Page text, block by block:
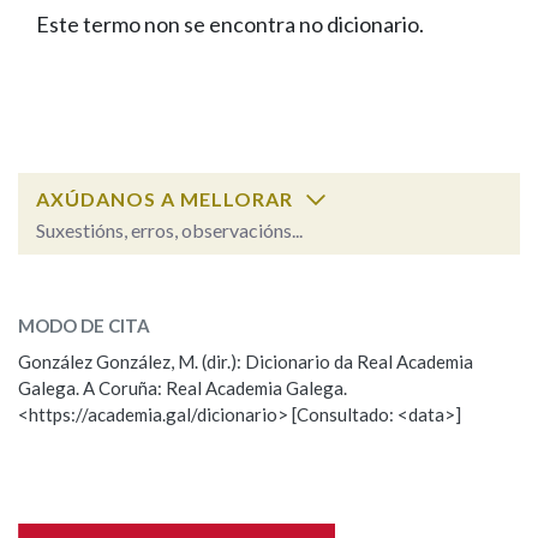
FIGURAS HOMENAXEADAS
PORTAL DAS PALABRAS
Facebook
TwitterYoutubeInstagram
Bluesky
BUSCAR NOS LEMAS
Remata por
BUSCAR NO CONTIDO
Nas definicións
Este termo non se encontra no dicionario.
AXÚDANOS A MELLORAR
Suxestións, erros, observacións...
Observación
Nome
MODO DE CITA
González González, M. (dir.): Dicionario da Real Academia
Galega. A Coruña: Real Academia Galega.
<https://academia.gal/dicionario> [Consultado: <data>]